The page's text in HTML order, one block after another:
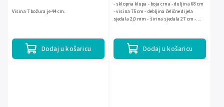
Dodaj u košaricu
Visina 7 božura je 44 cm.
Dodaj u košaricu
- sklopna klupa - boja crna - duljina 68 cm
- visina 75 cm - debljina čelične dijela
sjedala 2,0 mm - širina sjedala 27 cm -